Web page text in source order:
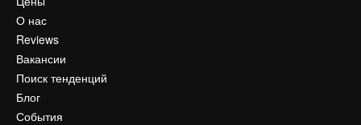
О нас
Reviews
Вакансии
Поиск тенденций
Блог
События